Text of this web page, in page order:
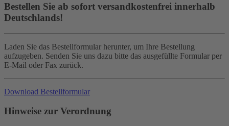
Bestellen Sie ab sofort versandkostenfrei innerhalb
Deutschlands!
Laden Sie das Bestellformular herunter, um Ihre Bestellung
aufzugeben. Senden Sie uns dazu bitte das ausgefüllte Formular per
E-Mail oder Fax zurück.
Download Bestellformular
Hinweise zur Verordnung